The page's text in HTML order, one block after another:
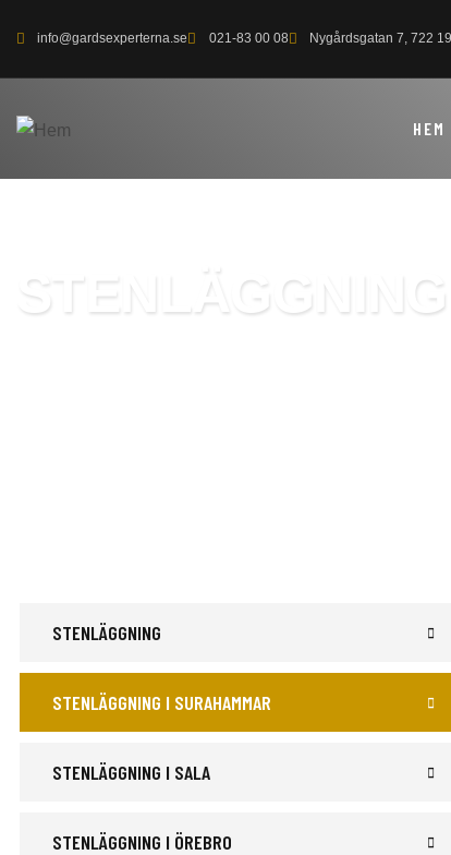
info@gardsexperterna.se 021-83 00 08 Nygårdsgatan 7, 722
HEM
STENLÄGGNING
STENLÄGGNING
STENLÄGGNING I SURAHAMMAR
STENLÄGGNING I SALA
STENLÄGGNING I ÖREBRO